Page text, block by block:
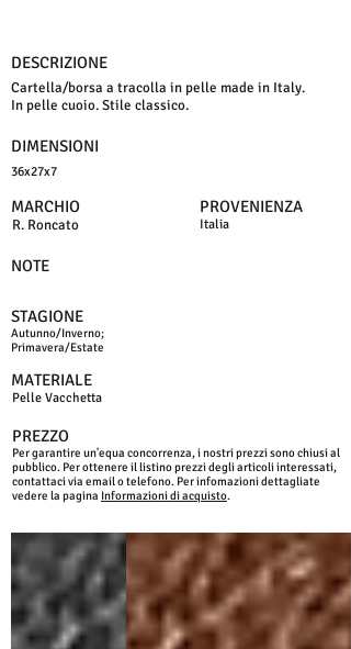
DESCRIZIONE
Cartella/borsa a tracolla in pelle made in Italy.
In pelle cuoio. Stile classico.
DIMENSIONI
36x27x7
MARCHIO
R. Roncato
PROVENIENZA
Italia
NOTE
STAGIONE
Autunno/Inverno;
Primavera/Estate
MATERIALE
Pelle Vacchetta
PREZZO
Per garantire un'equa concorrenza, i nostri prezzi sono chiusi al
pubblico. Per ottenere il listino prezzi degli articoli interessati,
contattaci via email o telefono. Per infomazioni dettagliate
vedere la pagina Informazioni di acquisto.
T.MORO